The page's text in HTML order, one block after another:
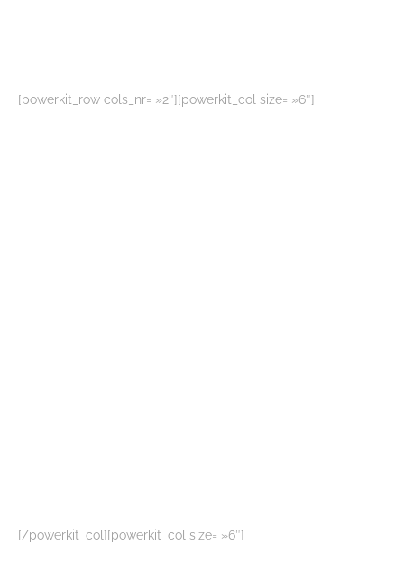
[powerkit_row cols_nr= »2″][powerkit_col size= »6″]
[/powerkit_col][powerkit_col size= »6″]